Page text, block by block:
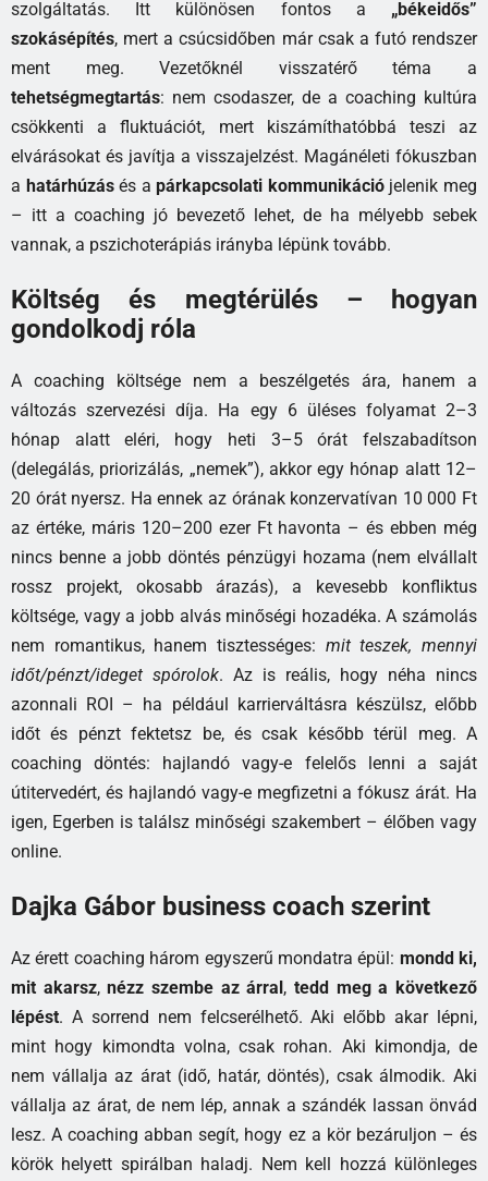
szolgáltatás. Itt különösen fontos a „békeidős”
szokásépítés, mert a csúcsidőben már csak a futó rendszer
ment meg. Vezetőknél visszatérő téma a
tehetségmegtartás: nem csodaszer, de a coaching kultúra
csökkenti a fluktuációt, mert kiszámíthatóbbá teszi az
elvárásokat és javítja a visszajelzést. Magánéleti fókuszban
a határhúzásés apárkapcsolati kommunikációjelenik meg
– itt a coaching jó bevezető lehet, de ha mélyebb sebek
vannak, a pszichoterápiás irányba lépünk tovább.
Költség és megtérülés – hogyan
gondolkodj róla
A coaching költsége nem a beszélgetés ára, hanem a
változás szervezési díja. Ha egy 6 üléses folyamat 2–3
hónap alatt eléri, hogy heti 3–5 órát felszabadítson
(delegálás, priorizálás, „nemek”), akkor egy hónap alatt 12–
20 órát nyersz. Ha ennek az órának konzervatívan 10 000 Ft
az értéke, máris 120–200 ezer Ft havonta – és ebben még
nincs benne a jobb döntés pénzügyi hozama (nem elvállalt
rossz projekt, okosabb árazás), a kevesebb konfliktus
költsége, vagy a jobb alvás minőségi hozadéka. A számolás
nem romantikus, hanem tisztességes: mit teszek, mennyi
időt/pénzt/ideget spórolok. Az is reális, hogy néha nincs
azonnali ROI – ha például karrierváltásra készülsz, előbb
időt és pénzt fektetsz be, és csak később térül meg. A
coaching döntés: hajlandó vagy-e felelős lenni a saját
útitervedért, és hajlandó vagy-e megfizetni a fókusz árát. Ha
igen, Egerben is találsz minőségi szakembert – élőben vagy
online.
Dajka Gábor business coach szerint
Az érett coaching három egyszerű mondatra épül: mondd ki,
mit akarsz,nézz szembe az árral,tedd meg a következő
lépést. A sorrend nem felcserélhető. Aki előbb akar lépni,
mint hogy kimondta volna, csak rohan. Aki kimondja, de
nem vállalja az árat (idő, határ, döntés), csak álmodik. Aki
vállalja az árat, de nem lép, annak a szándék lassan önvád
lesz. A coaching abban segít, hogy ez a kör bezáruljon – és
körök helyett spirálban haladj. Nem kell hozzá különleges